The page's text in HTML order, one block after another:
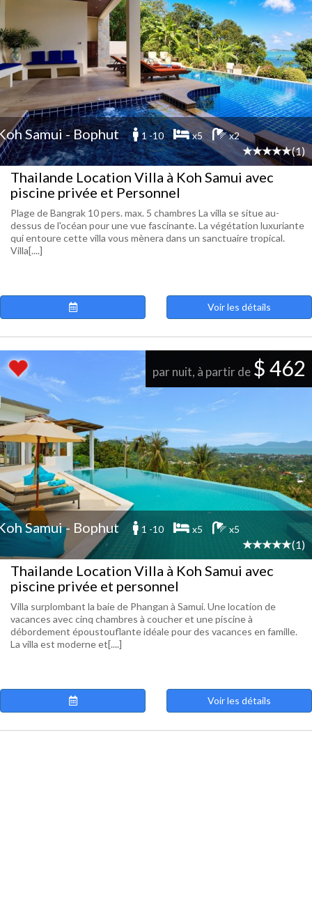
Samui - Bophut 1 -10 x5 x2
(1)
Thailande Location Villa à Koh Samui avec
piscine privée et Personnel
Plage de Bangrak 10 pers. max. 5 chambres La villa se situe au-
dessus de l'océan pour une vue fascinante. La végétation luxuriante
qui entoure cette villa vous mènera dans un sanctuaire tropical.
Villa[....]
Voir les détails
par nuit, à partir de $ 462
Samui - Bophut 1 -10 x5 x5
(1)
Thailande Location Villa à Koh Samui avec
piscine privée et personnel
Villa surplombant la baie de Phangan à Samui. Une location de
vacances avec cinq chambres à coucher et une piscine à
débordement époustouflante idéale pour des vacances en famille.
La villa est moderne et[....]
Voir les détails